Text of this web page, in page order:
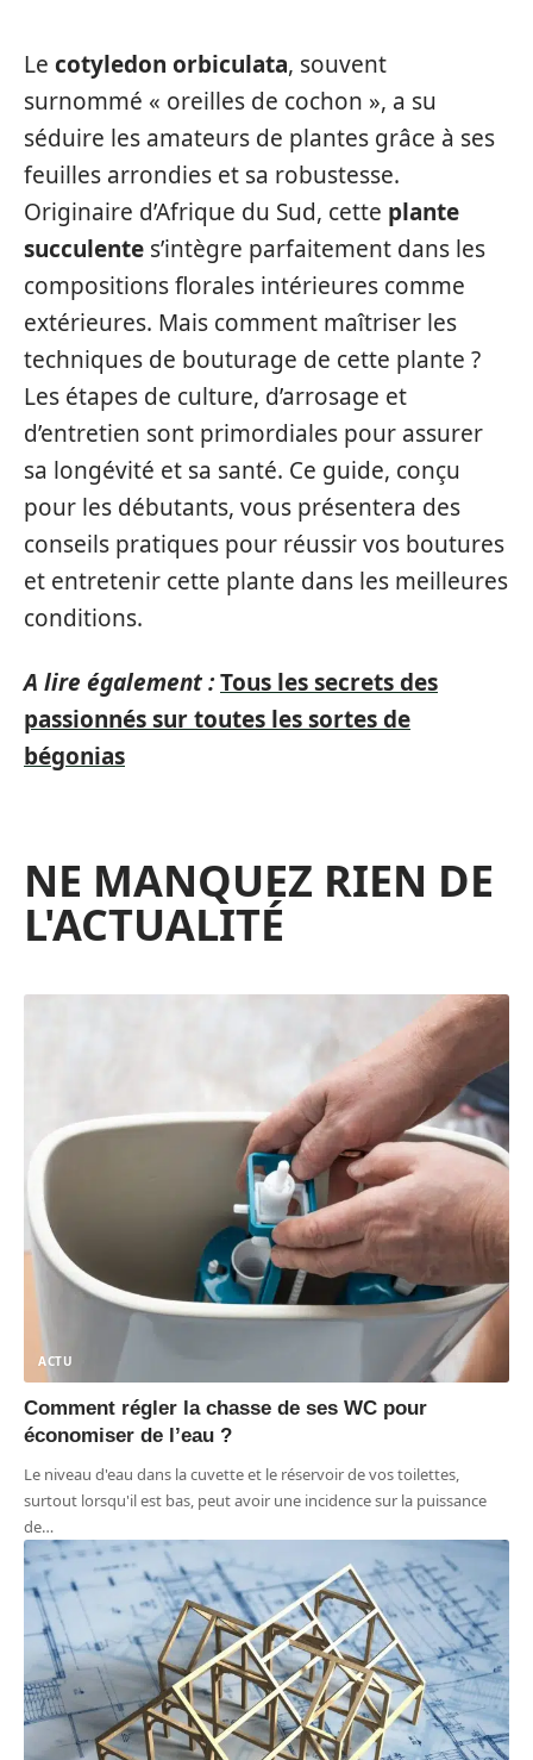
Le cotyledon orbiculata, souvent
surnommé « oreilles de cochon », a su
séduire les amateurs de plantes grâce à ses
feuilles arrondies et sa robustesse.
Originaire d’Afrique du Sud, cette plante
succulente s’intègre parfaitement dans les
compositions florales intérieures comme
extérieures. Mais comment maîtriser les
techniques de bouturage de cette plante ?
Les étapes de culture, d’arrosage et
d’entretien sont primordiales pour assurer
sa longévité et sa santé. Ce guide, conçu
pour les débutants, vous présentera des
conseils pratiques pour réussir vos boutures
et entretenir cette plante dans les meilleures
conditions.
A lire également :Tous les secrets des
passionnés sur toutes les sortes de
bégonias
NE MANQUEZ RIEN DE
L'ACTUALITÉ
ACTU
Comment régler la chasse de ses WC pour
économiser de l’eau ?
Le niveau d'eau dans la cuvette et le réservoir de vos toilettes,
surtout lorsqu'il est bas, peut avoir une incidence sur la puissance
de…